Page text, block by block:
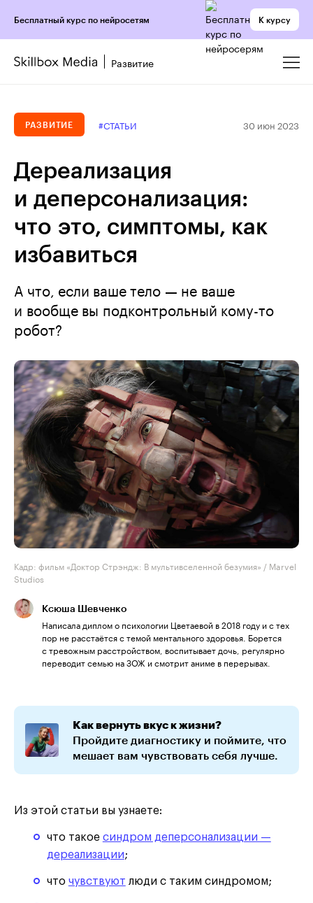
Бесплатный курс по нейросетям К курсу
Развитие
РАЗВИТИЕ #СТАТЬИ 30 июн 2023
Дереализация
и деперсонализация:
что это, симптомы, как
избавиться
А что, если ваше тело — не ваше
и вообще вы подконтрольный кому-то
робот?
Кадр: фильм «Доктор Стрэндж: В мультивселенной безумия» / Marvel
Studios
Ксюша Шевченко
Написала диплом о психологии Цветаевой в 2018 году и с тех
пор не расстаётся с темой ментального здоровья. Борется
с тревожным расстройством, воспитывает дочь, регулярно
переводит семью на ЗОЖ и смотрит аниме в перерывах.
Как вернуть вкус к жизни?
Пройдите диагностику и поймите, что
мешает вам чувствовать себя лучше.
Из этой статьи вы узнаете:
что такое синдром деперсонализации —
дереализации;
что чувствуют люди с таким синдромом;